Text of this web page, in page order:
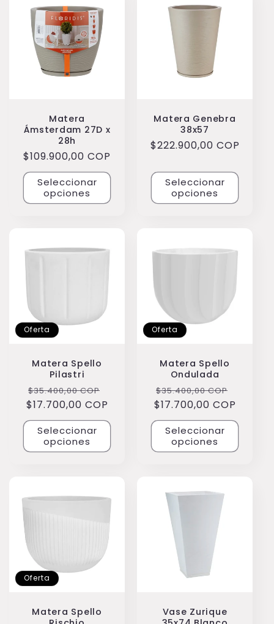
Matera
Ámsterdam 27D x
28h
Precio
habitual
$109.900,00 COP
Seleccionar
opciones
Matera Genebra
38x57
Precio
$222.900,00 COP
Seleccionar
opciones
Oferta
Matera Spello
Pilastri
Precio
habitual
$35.400,00 COP
de
oferta
$17.700,00 COP
Seleccionar
opciones
Oferta
Matera Spello
Ondulada
Precio
habitual
$35.400,00 COP
de
oferta
$17.700,00 COP
Seleccionar
opciones
Oferta
Matera Spello
Vase Zurique